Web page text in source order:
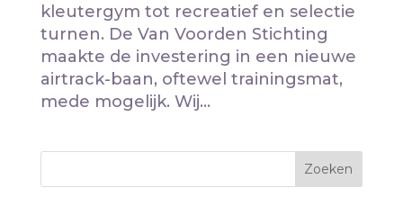
kleutergym tot recreatief en selectie
turnen. De Van Voorden Stichting
maakte de investering in een nieuwe
airtrack-baan, oftewel trainingsmat,
mede mogelijk. Wij...
Zoeken